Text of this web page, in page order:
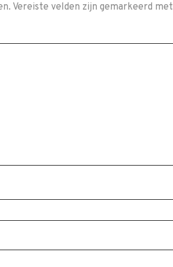
Vereiste velden zijn gemarkeerd met